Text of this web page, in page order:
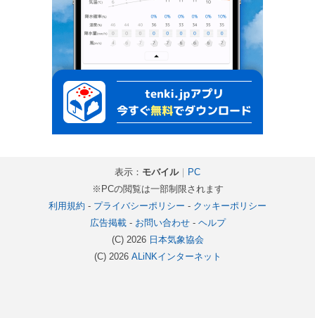
表示： モバイル｜ PC
※PCの閲覧は一部制限されます
利用規約 - プライバシーポリシー - クッキーポリシー
広告掲載- お問い合わせ- ヘルプ
(C) 2026 日本気象協会
(C) 2026 ALiNKインターネット